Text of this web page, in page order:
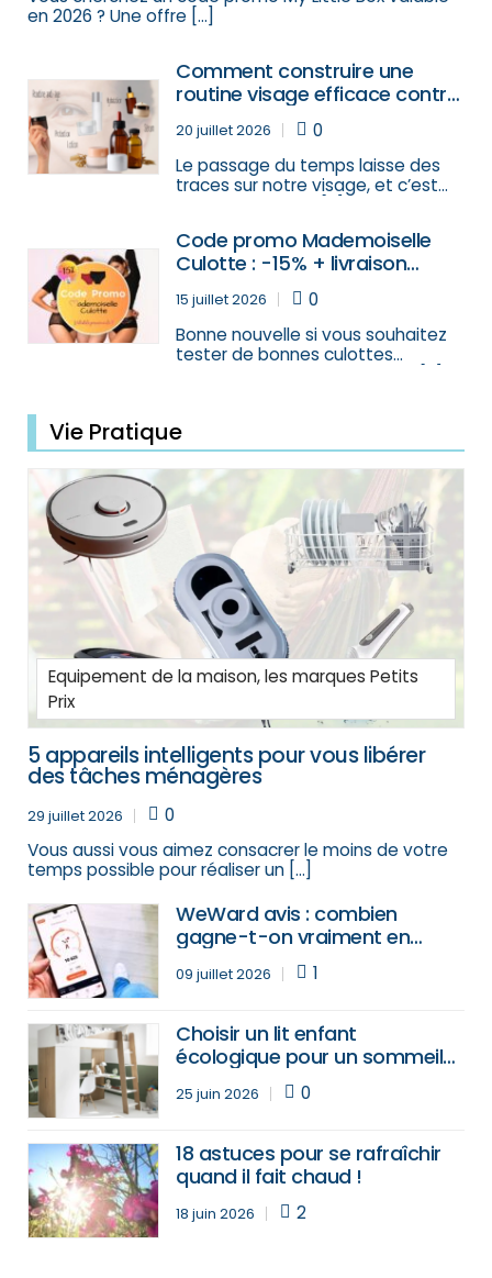
en 2026 ? Une offre […]
Comment construire une
routine visage efficace contre
le vieillissement cutané ?
20 juillet 2026
0
Le passage du temps laisse des
traces sur notre visage, et c’est
Code promo Mademoiselle
Culotte : -15% + livraison
offerte (toujours valide !)
15 juillet 2026
0
Bonne nouvelle si vous souhaitez
tester de bonnes culottes
Vie Pratique
Equipement de la maison, les marques Petits
Prix
5 appareils intelligents pour vous libérer
des tâches ménagères
29 juillet 2026
0
Vous aussi vous aimez consacrer le moins de votre
temps possible pour réaliser un […]
WeWard avis : combien
gagne-t-on vraiment en
marchant ?
09 juillet 2026 1
Choisir un lit enfant
écologique pour un sommeil
sain et sécurisé : conseils et
bons plans
25 juin 2026 0
18 astuces pour se rafraîchir
quand il fait chaud !
18 juin 2026 2